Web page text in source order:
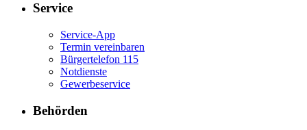
Service
Service-App
Termin vereinbaren
Bürgertelefon 115
Notdienste
Gewerbeservice
Behörden